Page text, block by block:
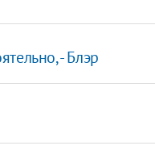
- Блэр